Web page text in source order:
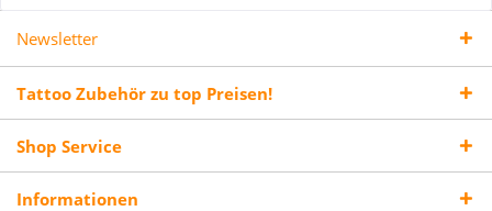
Newsletter
Tattoo Zubehör zu top Preisen!
Shop Service
Informationen